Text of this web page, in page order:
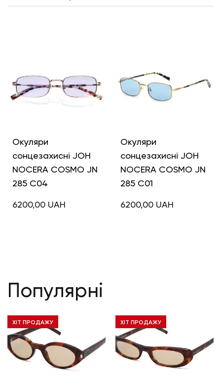
Інші кольори
Окуляри
сонцезахисні JOH
NOCERA COSMO JN
285 C04
6200,00 UAH
Окуляри
сонцезахисні JOH
NOCERA COSMO JN
285 C01
6200,00 UAH
Популярні
ХІТ ПРОДАЖУ ХІТ ПРОДАЖУ